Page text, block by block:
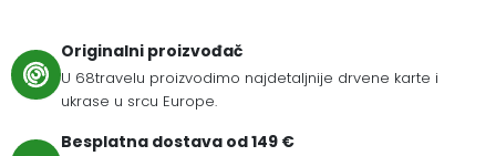
Originalni proizvođač
U 68travelu proizvodimo najdetaljnije drvene karte i
ukrase u srcu Europe.
Besplatna dostava od 149 €